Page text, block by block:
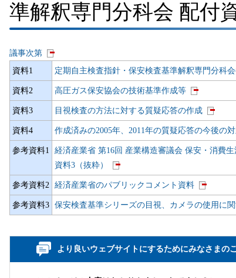
準解釈専門分科会 配付
議事次第
資料1
定期自主検査指針・保安検査基準解釈専門分科
資料2 高圧ガス保安協会の技術基準作成等
資料3 目視検査の方法に対する質疑応答の作成
資料4 作成済みの2005年、2011年の質疑応答の今後の
参考資料1
経済産業省 第16回 産業構造審議会 保安・消費
資料3（抜粋）
参考資料2 経済産業省のパブリックコメント資料
参考資料3 保安検査基準シリーズの目視、カメラの使用に
より良いウェブサイトにするためにみなさまの